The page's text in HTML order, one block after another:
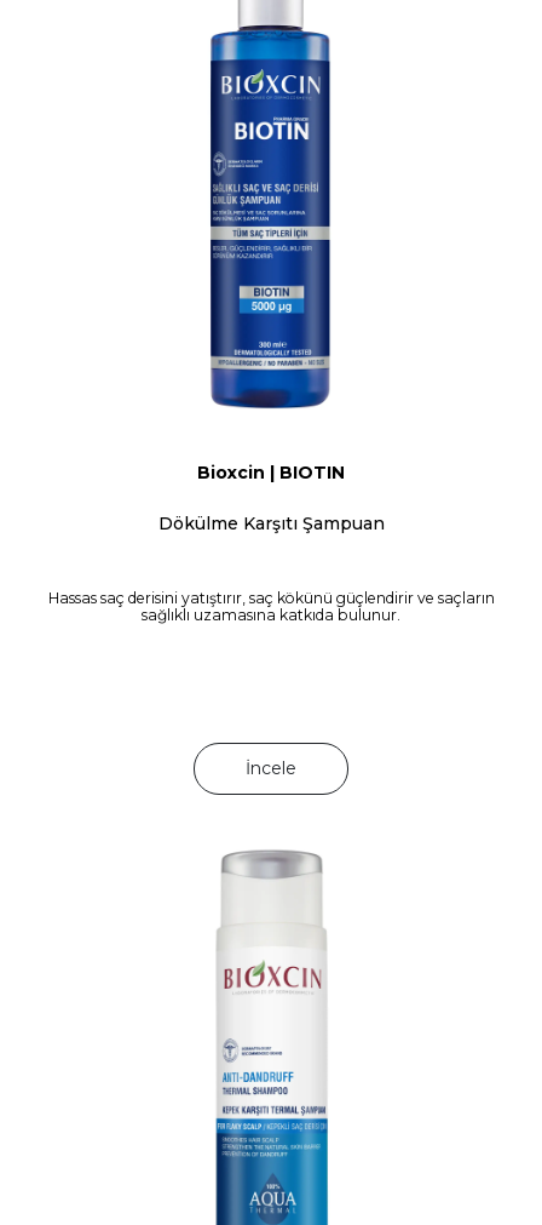
Bioxcin | BIOTIN
Dökülme Karşıtı Şampuan
Hassas saç derisini yatıştırır, saç kökünü güçlendirir ve saçların
sağlıklı uzamasına katkıda bulunur.
İncele